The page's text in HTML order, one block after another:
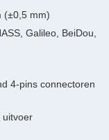
(±0,5 mm)
Galileo, BeiDou,
4-pins connectoren
uitvoer